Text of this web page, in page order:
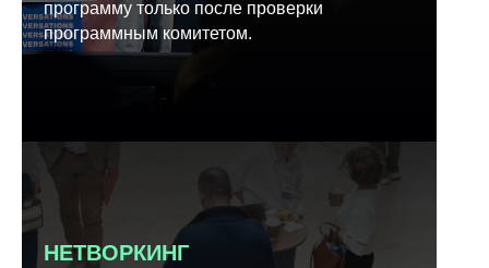
программу только после проверки
программным комитетом.
НЕТВОРКИНГ